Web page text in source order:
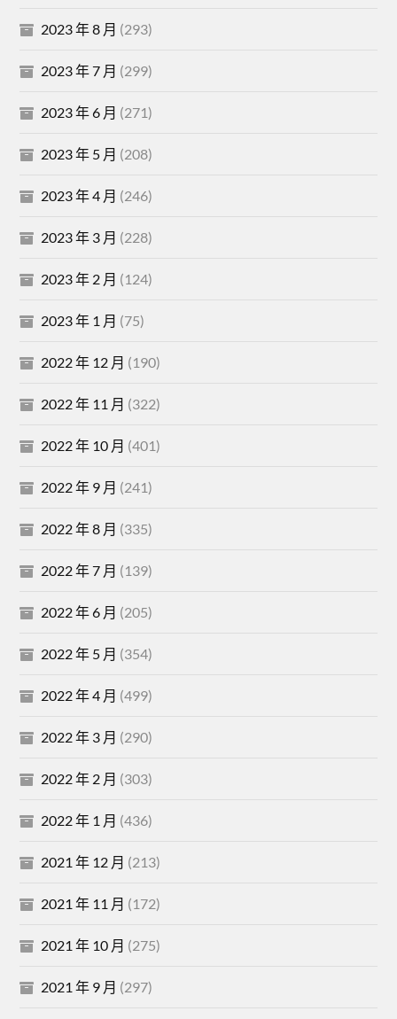
2023 年 8 月 (293)
2023 年 7 月 (299)
2023 年 6 月 (271)
2023 年 5 月 (208)
2023 年 4 月 (246)
2023 年 3 月 (228)
2023 年 2 月 (124)
2023 年 1 月 (75)
2022 年 12 月 (190)
2022 年 11 月 (322)
2022 年 10 月 (401)
2022 年 9 月 (241)
2022 年 8 月 (335)
2022 年 7 月 (139)
2022 年 6 月 (205)
2022 年 5 月 (354)
2022 年 4 月 (499)
2022 年 3 月 (290)
2022 年 2 月 (303)
2022 年 1 月 (436)
2021 年 12 月 (213)
2021 年 11 月 (172)
2021 年 10 月 (275)
2021 年 9 月 (297)